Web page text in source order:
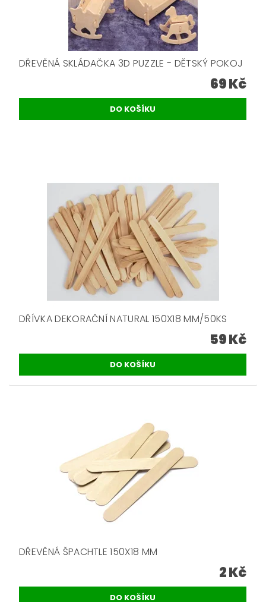
DŘEVĚNÁ SKLÁDAČKA 3D PUZZLE - DĚTSKÝ POKOJ
69 Kč
DŘÍVKA DEKORAČNÍ NATURAL 150X18 MM/50KS
59 Kč
DŘEVĚNÁ ŠPACHTLE 150X18 MM
2 Kč